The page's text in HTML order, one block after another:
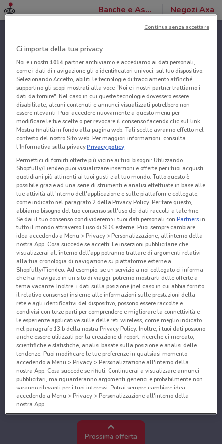
Banche e Assicurazioni Negozi Axa
Prossima offerta
Ci importa della tua privacy
Noi e i nostri 1014partner archiviamo e accediamo ai dati personali,
come i dati di navigazione gli o identificatori univoci, sul tuo dispositivo.
Selezionando Accetto, abiliti le tecnologie di tracciamento affinché
supportino gli scopi mostrati alla voce "Noi e i nostri partner trattiamo i
dati da fornire". Nel caso in cui queste tecnologie dovessero essere
disabilitate, alcuni contenuti e annunci visualizzati potrebbero non
essere rilevanti. Puoi accedere nuovamente a questo menu per
modificare le tue scelte o per revocare il consenso facendo clic sul link
Mostra finalità in fondo alla pagina web. Tali scelte avranno effetto nel
contesto del nostro Sito web. Per maggiori informazioni, consulta
l'Informativa sulla privacy.Privacy policy
Permettici di fornirti offerte più vicine ai tuoi bisogni: Utilizzando
Shopfully/Tiendeo puoi visualizzare inserzioni e offerte per i tuoi acquisti
quotidiani più attinenti ai tuoi gusti e al tuo mondo. Tutto questo è
possibile grazie ad una serie di strumenti e analisi effettuate in base alle
tue attività all'interno dell'applicazione e sulle piattaforme collegate,
come indicato nel paragrafo 2 della Privacy Policy. Per fare questo,
abbiamo bisogno del tuo consenso sull'uso dei dati raccolti a tale fine.
Se dai il tuo consenso condivideremo i tuoi dati personali conPartnersin
tutto il mondo attraverso l’uso di SDK esterne. Puoi sempre cambiare
idea accedendo a Menu > Privacy > Personalizzazione, all’interno della
nostra App. Cosa succede se accetti: Le inserzioni pubblicitarie che
visualizzerai all'interno dell’app potranno trattare di argomenti relativi
alla tua cronologia di navigazione su piattaforme esterne a
Shopfully/Tiendeo. Ad esempio, se un servizio a noi collegato ci informa
che hai navigato in un sito di viaggi, potremo mostrarti delle offerte a
tema vacanze. Inoltre, i dati sulla posizione (nel caso in cui abbia fornito
il relativo consenso) insieme alle informazioni sulle prestazioni della
rete e agli identificativi del dispositivo, possono essere raccolte e
condivisi con terze parti per comprendere e migliorare la connettività e
le esperienze applicative sulle delle reti wireless, come meglio indicato
nel paragrafo 13.b della nostra Privacy Policy. Inoltre, i tuoi dati possono
anche essere utilizzati per la creazione di report, ricerche di mercato,
scientifiche e statistiche, analisi basate sulla posizione e analisi delle
tendenze. Puoi modificare le tue preferenze in qualsiasi momento
accedendo a Menu > Privacy > Personalizzazione all'interno della
nostra App. Cosa succede se rifiuti: Continuerai a visualizzare annunci
pubblicitari, ma riguarderanno argomenti generici e probabilmente non
saranno rilevanti per i tuoi interessi. Potrai sempre cambiare idea
accedendo a Menu > Privacy > Personalizzazione all'interno della
nostra App.
Noi e i nostri partner trattiamo i dati per fornire:
Utilizzare dati di geolocalizzazione precisi. Scansione attiva delle
caratteristiche del dispositivo ai fini dell’identificazione. Archiviare
Continua senza accettare